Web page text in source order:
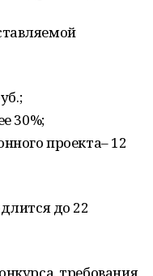
30%;
проекта– 12
до 22